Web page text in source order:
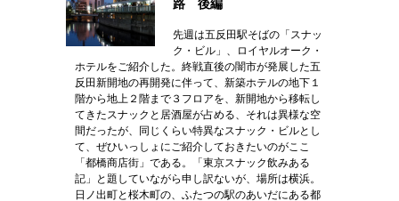
路 後編
先週は五反田駅そばの「スナッ
ク・ビル」、ロイヤルオーク・
ホテルをご紹介した。終戦直後の闇市が発展した五
反田新開地の再開発に伴って、新築ホテルの地下１
階から地上２階まで３フロアを、新開地から移転し
てきたスナックと居酒屋が占める、それは異様な空
間だったが、同じくらい特異なスナック・ビルとし
て、ぜひいっしょにご紹介しておきたいのがここ
「都橋商店街」である。「東京スナック飲みある
記」と題していながら申し訳ないが、場所は横浜。
日ノ出町と桜木町の、ふたつの駅のあいだにある都